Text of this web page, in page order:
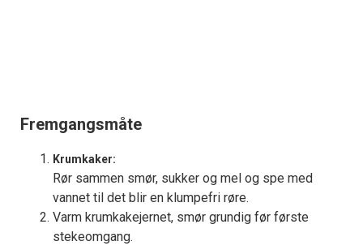
Fremgangsmåte
Krumkaker:
Rør sammen smør, sukker og mel og spe med
vannet til det blir en klumpefri røre.
Varm krumkakejernet, smør grundig før første
stekeomgang.